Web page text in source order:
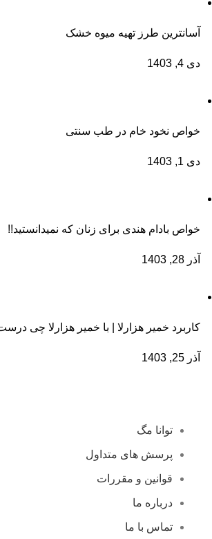
آسانترین طرز تهیه میوه خشک
دی 4, 1403
خواص نخود خام در طب سنتی
دی 1, 1403
خواص بادام هندی برای زنان که نمیدانستید!!
آذر 28, 1403
کاربرد خمیر هزارلا | با خمیر هزارلا چی
آذر 25, 1403
توانا مگ
پرسش های متداول
قوانین و مقررات
درباره ما
تماس با ما